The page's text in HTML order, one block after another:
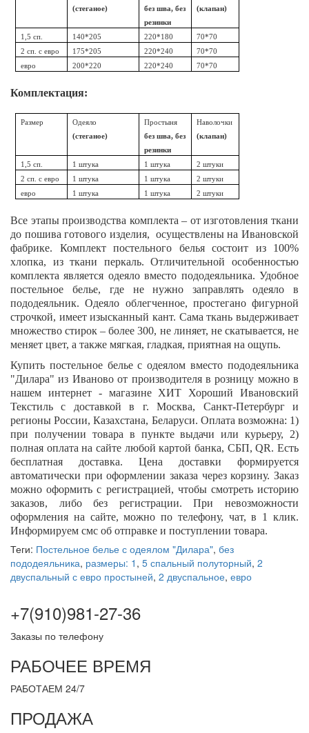
(стеганое)
без шва, без
резинки
(клапан)
1,5 сп. 140*205 220*180
70*70
2 сп. с евро
175*205 220*240
70*70
евро
200*220 220*240 70*70
Комплектация:
Размер
Одеяло
(стеганое)
Простыня
без шва, без
резинки
Наволочки
(клапан)
1,5 сп. 1 штука 1 штука
2 штуки
2 сп. с евро
1 штука 1 штука
2 штуки
евро
1 штука 1 штука 2 штуки
Все этапы производства комплекта – от изготовления ткани
до пошива готового изделия, осуществлены на Ивановской
фабрике. Комплект постельного белья состоит из 100%
хлопка, из ткани перкаль. Отличительной особенностью
комплекта является одеяло вместо пододеяльника. Удобное
постельное белье, где не нужно заправлять одеяло в
пододеяльник. Одеяло облегченное, простегано фигурной
строчкой, имеет изысканный кант. Сама ткань выдерживает
множество стирок – более 300, не линяет, не скатывается, не
меняет цвет, а также мягкая, гладкая, приятная на ощупь.
Купить постельное белье с одеялом вместо пододеяльника
"Дилара" из Иваново от производителя в розницу можно в
нашем интернет - магазине ХИТ Хороший Ивановский
Текстиль с доставкой в г. Москва, Санкт-Петербург и
регионы России, Казахстана, Беларуси. Оплата возможна: 1)
при получении товара в пункте выдачи или курьеру, 2)
полная оплата на сайте любой картой банка, СБП,QR. Есть
бесплатная доставка. Цена доставки формируется
автоматически при оформлении заказа через корзину. Заказ
можно оформить с регистрацией, чтобы смотреть историю
заказов, либо без регистрации. При невозможности
оформления на сайте, можно по телефону, чат, в 1 клик.
Информируем смс об отправке и поступлении товара.
Теги: Постельное белье с одеялом "Дилара", без
пододеяльника, размеры: 1 , 5 спальный полуторный, 2
двуспальный с евро простыней, 2 двуспальное, евро
+7(910)981-27-36
Заказы по телефону
РАБОЧЕЕ ВРЕМЯ
РАБОТАЕМ 24/7
ПРОДАЖА